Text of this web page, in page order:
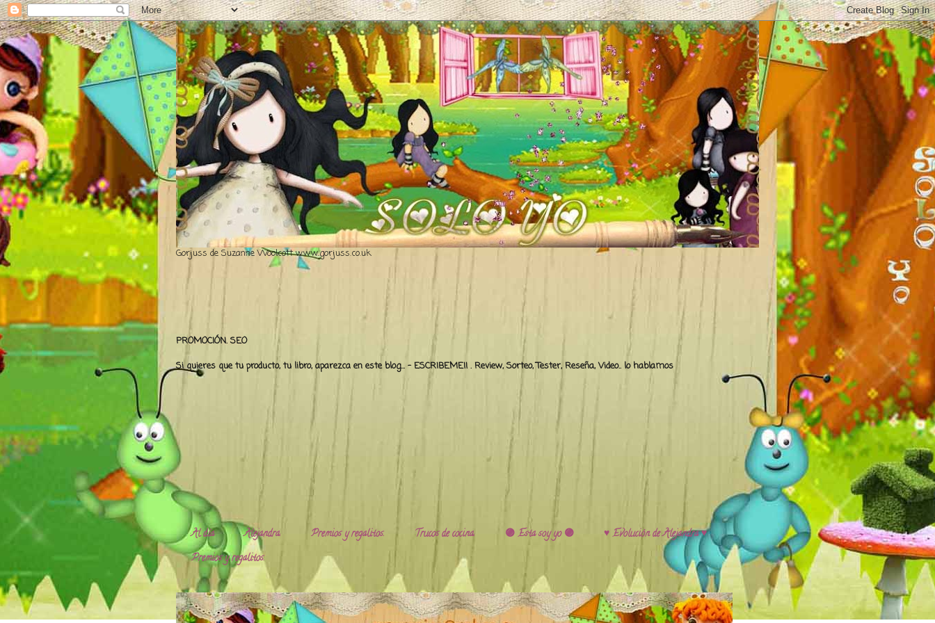
Gorjuss de Suzanne Woolcott www.gorjuss.co.uk
PROMOCIÓN. SEO
Si quieres que tu producto, tu libro, aparezca en este blog... - ESCRIBEME!! . Review, Sorteo, Tester, Reseña, Video.. lo hablamos
Al día Alejandra. Premios y regalitos. Trucos de cocina. 🟣 Esta soy yo 🟣
♥️ Evolución de Alejandra ♥️
Premios y regalitos.